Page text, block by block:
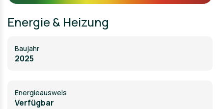
Energie & Heizung
Baujahr
2025
Energieausweis
Verfügbar